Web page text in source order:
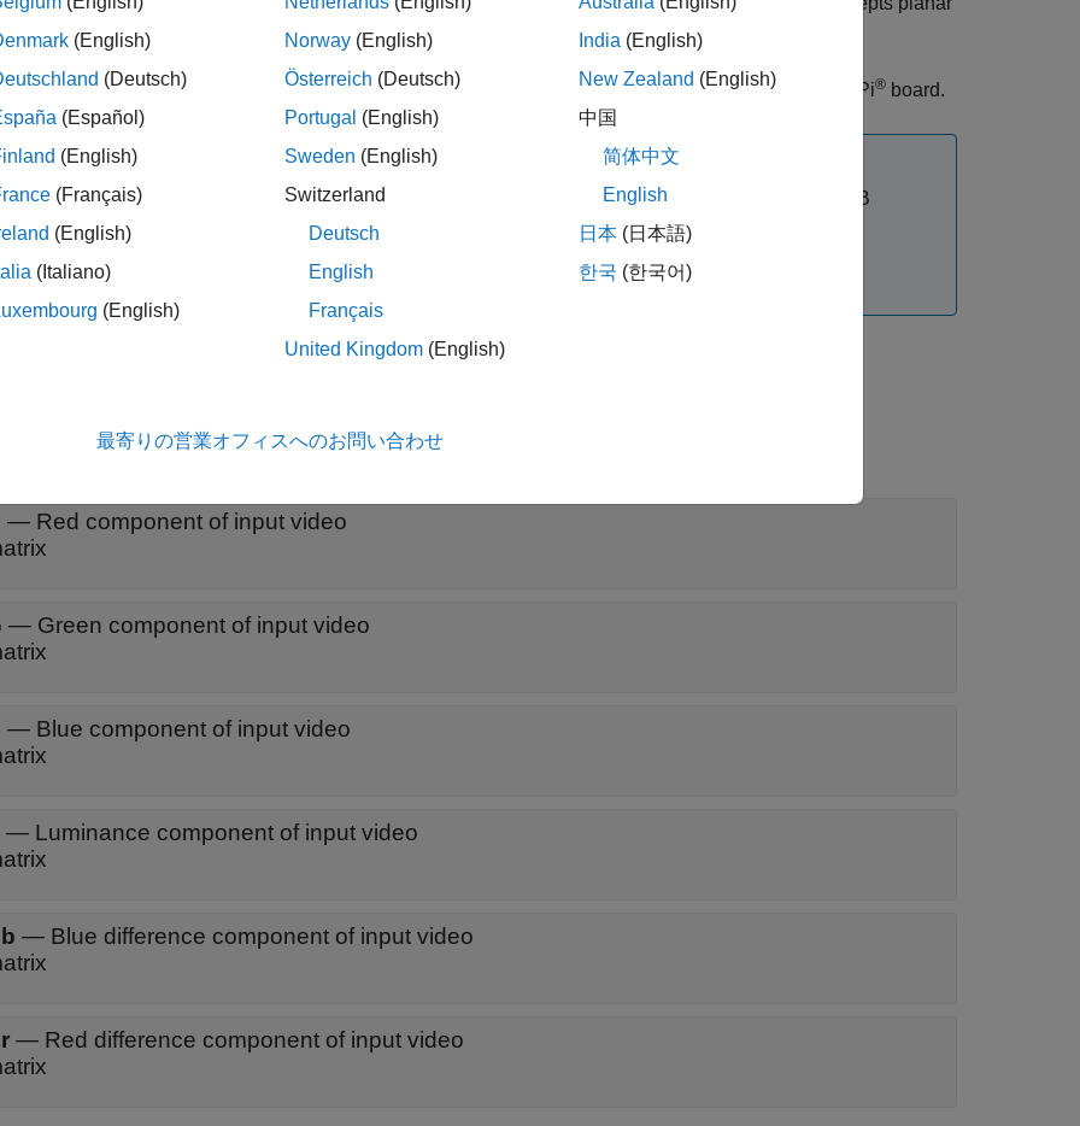
in theRGBorYCbCr 4:2:2 formats.
use up to20 SDL Video Display blocks in a Simulink® model and deploy the model on a Raspberry Pi® board.
Simulink Online™
does not support deploying the SDL Video Displayblock on the Raspberry Pi 4B
hardware board.
To generate code C/C++ code for this block, you must have an Embedded Coder
— Red component of input video
— Green component of input video
— Blue component of input video
— Luminance component of input video
— Blue difference component of input video
— Red difference component of input video
(English)
(Deutsch)
(Español)
(English)
(Français)
(English)
(Italiano)
(English)
Norway (English)
Österreich (Deutsch)
Portugal (English)
Sweden (English)
Switzerland
Deutsch
English
Français
United Kingdom (English)
India (English)
New Zealand (English)
中国
简体中文
English
日本 (日本語)
한국 (한국어)
最寄りの営業オフィスへのお問い合わせ